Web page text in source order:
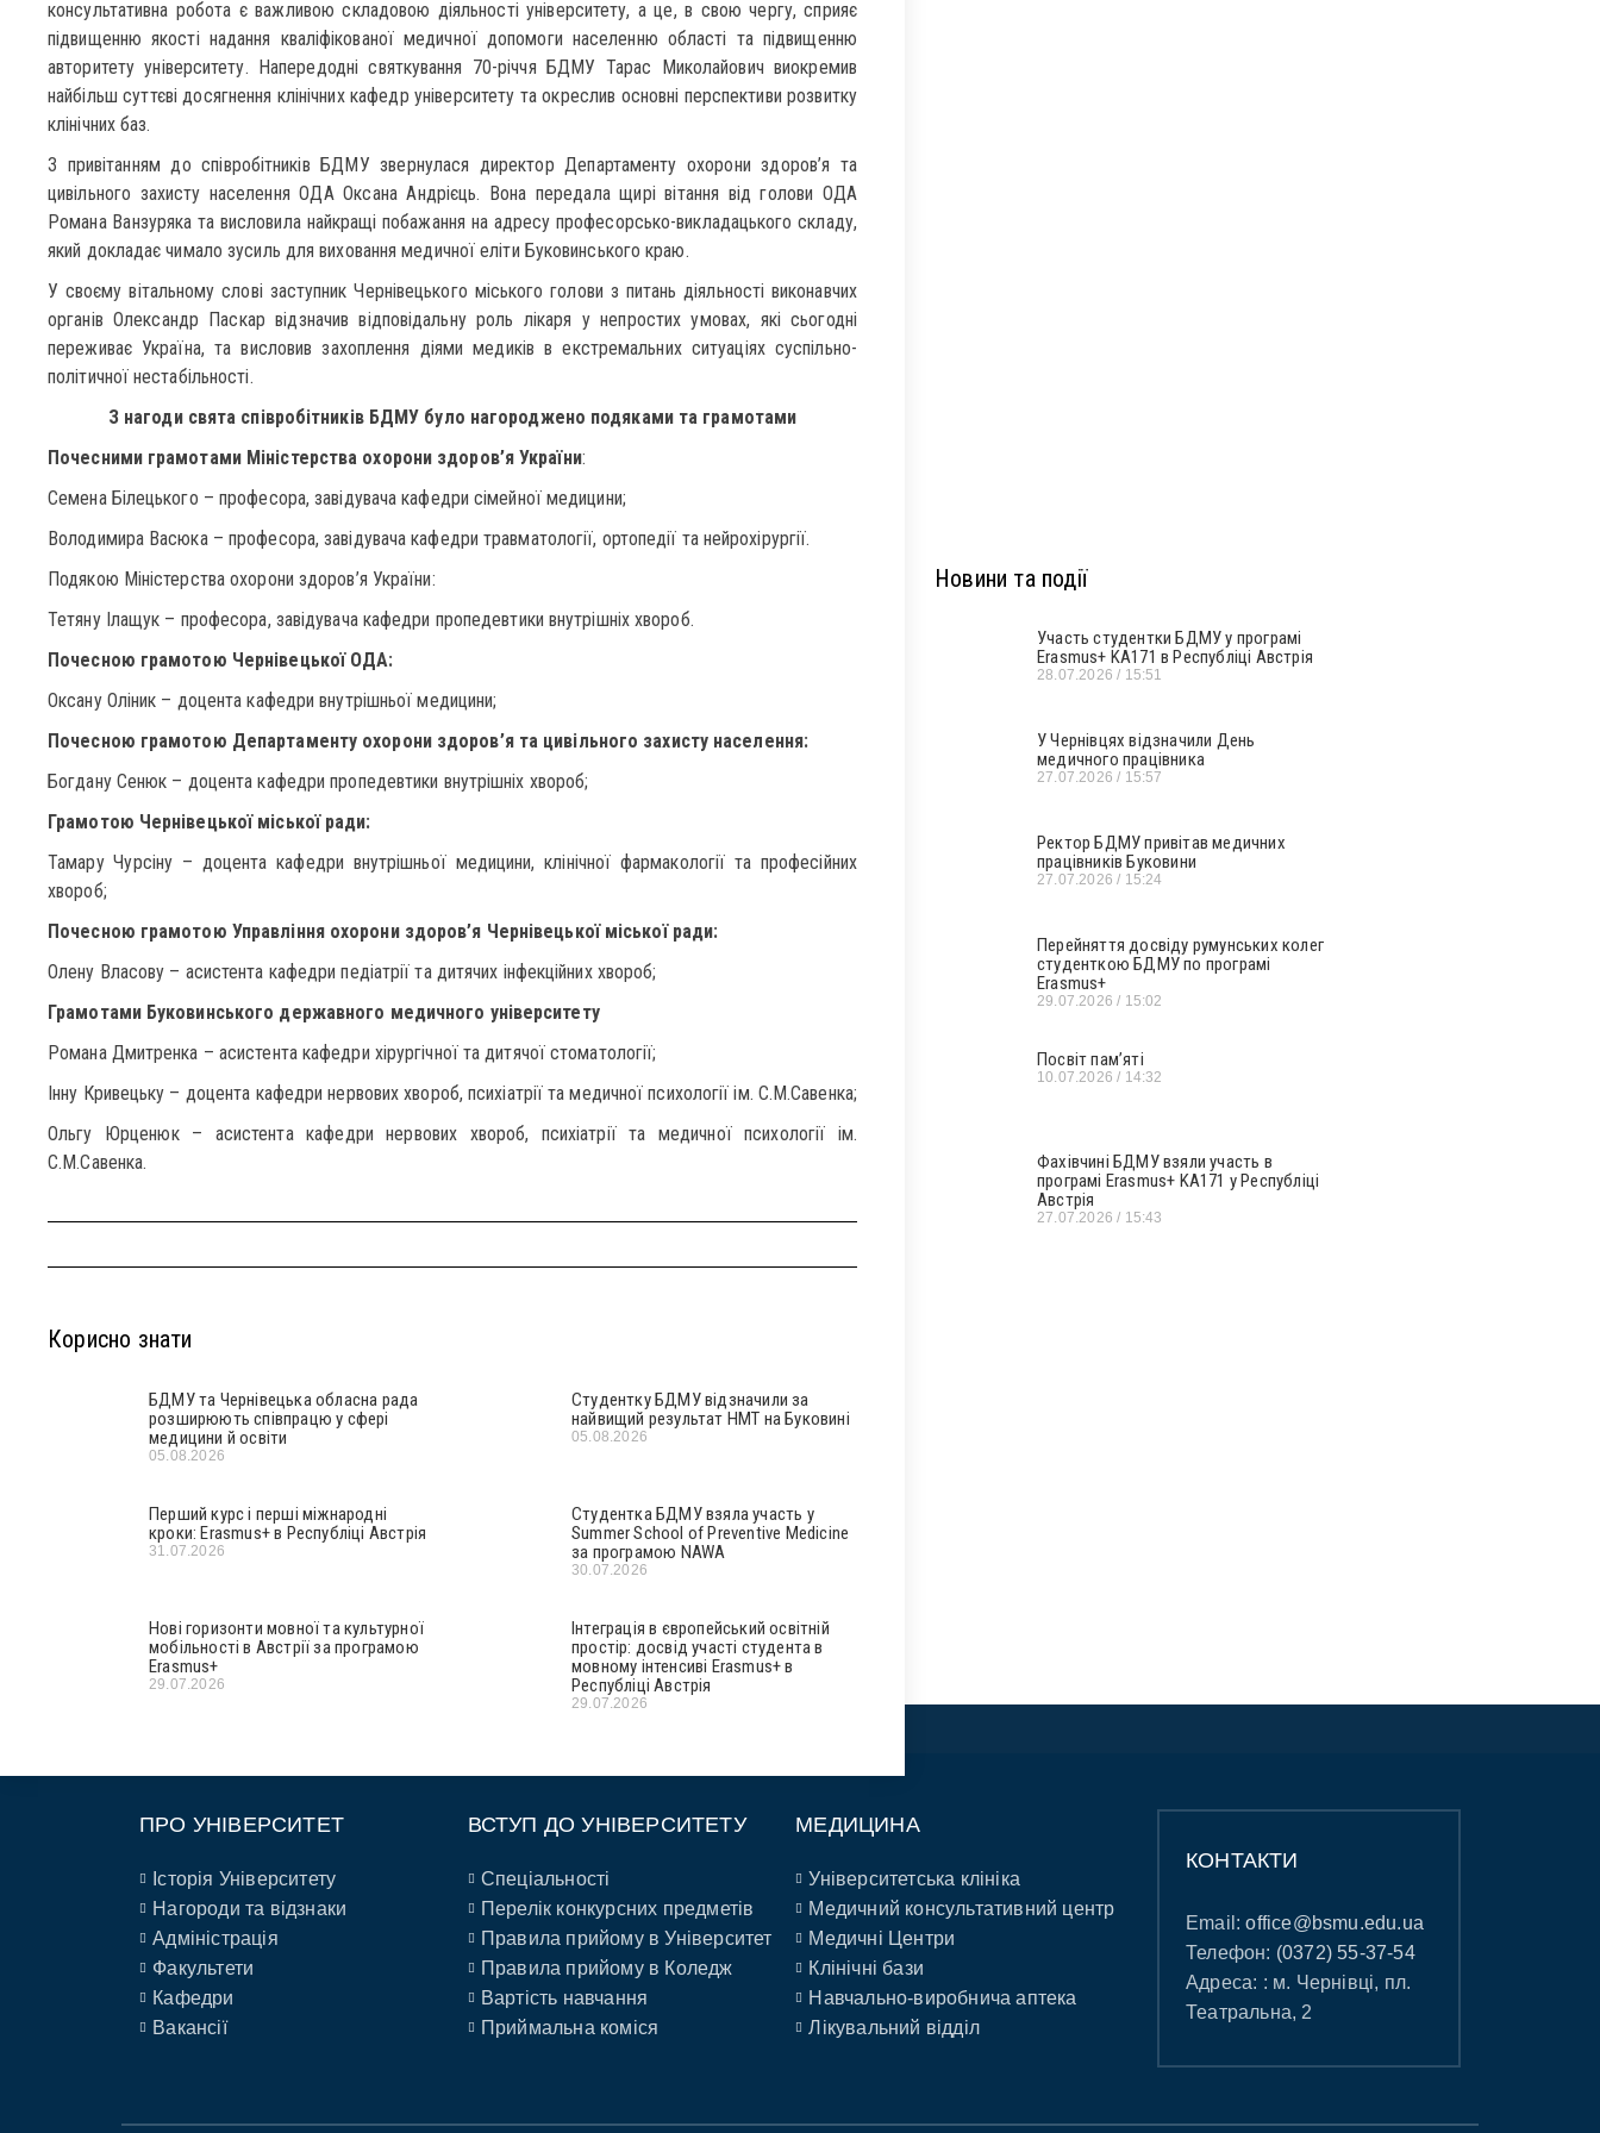
консультативна робота є важливою складовою діяльності університету, а це, в свою чергу, сприяє
підвищенню якості надання кваліфікованої медичної допомоги населенню області та підвищенню
авторитету університету. Напередодні святкування 70-річчя БДМУ Тарас Миколайович виокремив
найбільш суттєві досягнення клінічних кафедр університету та окреслив основні перспективи розвитку
клінічних баз.
З привітанням до співробітників БДМУ звернулася директор Департаменту охорони здоров’я та
цивільного захисту населення ОДА Оксана Андрієць. Вона передала щирі вітання від голови ОДА
Романа Ванзуряка та висловила найкращі побажання на адресу професорсько-викладацького складу,
який докладає чимало зусиль для виховання медичної еліти Буковинського краю.
У своєму вітальному слові заступник Чернівецького міського голови з питань діяльності виконавчих
органів Олександр Паскар відзначив відповідальну роль лікаря у непростих умовах, які сьогодні
переживає Україна, та висловив захоплення діями медиків в екстремальних ситуаціях суспільно-
політичної нестабільності.
З нагоди свята співробітників БДМУ було нагороджено подяками та грамотами
Почесними грамотами Міністерства охорони здоров’я України:
Семена Білецького – професора, завідувача кафедри сімейної медицини;
Володимира Васюка – професора, завідувача кафедри травматології, ортопедії та нейрохірургії.
Подякою Міністерства охорони здоров’я України:
Тетяну Ілащук – професора, завідувача кафедри пропедевтики внутрішніх хвороб.
Почесною грамотою Чернівецької ОДА:
Оксану Оліник – доцента кафедри внутрішньої медицини;
Почесною грамотою Департаменту охорони здоров’я та цивільного захисту населення:
Богдану Сенюк – доцента кафедри пропедевтики внутрішніх хвороб;
Грамотою Чернівецької міської ради:
Тамару Чурсіну – доцента кафедри внутрішньої медицини, клінічної фармакології та професійних
хвороб;
Почесною грамотою Управління охорони здоров’я Чернівецької міської ради:
Олену Власову – асистента кафедри педіатрії та дитячих інфекційних хвороб;
Грамотами Буковинського державного медичного університету
Романа Дмитренка – асистента кафедри хірургічної та дитячої стоматології;
Інну Кривецьку – доцента кафедри нервових хвороб, психіатрії та медичної психології ім. С.М.Савенка;
Ольгу Юрценюк – асистента кафедри нервових хвороб, психіатрії та медичної психології ім.
С.М.Савенка.
Корисно знати
БДМУ та Чернівецька обласна рада
розширюють співпрацю у сфері
медицини й освіти
05.08.2026
Студентку БДМУ відзначили за
найвищий результат НМТ на Буковині
05.08.2026
Перший курс і перші міжнародні
кроки: Erasmus+ в Республіці Австрія
31.07.2026
Студентка БДМУ взяла участь у
Summer School of Preventive Medicine
за програмою NAWA
30.07.2026
Нові горизонти мовної та культурної
мобільності в Австрії за програмою
Erasmus+
29.07.2026
Інтеграція в європейський освітній
простір: досвід участі студента в
мовному інтенсиві Erasmus+ в
Республіці Австрія
29.07.2026
Новини та події
Участь студентки БДМУ у програмі
Erasmus+ KA171 в Республіці Австрія
28.07.2026 15:51
У Чернівцях відзначили День
медичного працівника
27.07.2026 15:57
Ректор БДМУ привітав медичних
працівників Буковини
27.07.2026 15:24
Перейняття досвіду румунських колег
студенткою БДМУ по програмі
Erasmus+
29.07.2026 15:02
Посвіт пам’яті
10.07.2026 14:32
Фахівчині БДМУ взяли участь в
програмі Erasmus+ KA171 у Республіці
Австрія
27.07.2026 15:43
ПРО УНІВЕРСИТЕТ
Історія Університету
Нагороди та відзнаки
Адміністрація
Факультети
Кафедри
Вакансії
ВСТУП ДО УНІВЕРСИТЕТУ
Спеціальності
Перелік конкурсних предметів
Правила прийому в Університет
Правила прийому в Коледж
Вартість навчання
Приймальна коміся
МЕДИЦИНА
Університетська клініка
Медичний консультативний центр
Медичні Центри
Клінічні бази
Навчально-виробнича аптека
Лікувальний відділ
КОНТАКТИ
Email:office@bsmu.edu.ua
Телефон: (0372) 55-37-54
Адреса: : м. Чернівці, пл.
Театральна, 2